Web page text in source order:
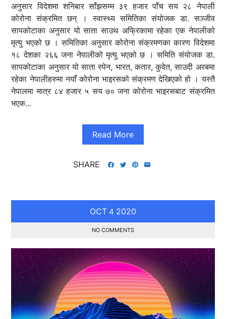
अनुसार विदेशमा शनिबार साँझसम्म ३९ हजार पाँच सय २८ नेपाली
कोरोना संक्रमित छन् । स्वास्थ्य समितिका संयोजक डा. सञ्‍जीव
सापकोटाका अनुसार यो साता साउथ अफ्रिकामा रहेका एक नेपालीको
मृत्यु भएको छ । समितिका अनुसार कोरोना संक्रमणका कारण विदेशमा
१८ देशका २६६ जना नेपालीको मृत्यु भएको छ । समिति संयोजक डा.
सापकोटाका अनुसार यो साता स्पेन, भारत, कतार, कुवेत, साउदी अरबमा
रहेका नेपालीहरुमा नयाँ कोरोना भाइरसको संक्रमण देखिएको हो । यस्तै
नेपालमा मात्र ८४ हजार ५ सय ७० जना कोरोना भाइरसबाट संक्रमित
भएक...
Read More
SHARE
OCT 4 2020
NO COMMENTS